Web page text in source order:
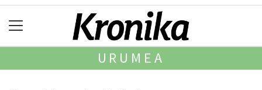
URUMEA